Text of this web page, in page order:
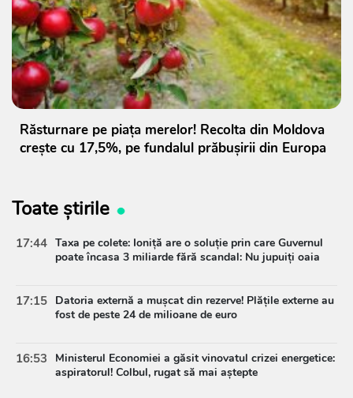
Răsturnare pe piața merelor! Recolta din Moldova
crește cu 17,5%, pe fundalul prăbușirii din Europa
Toate știrile
17:44 Taxa pe colete: Ioniță are o soluție prin care Guvernul
poate încasa 3 miliarde fără scandal: Nu jupuiți oaia
17:15 Datoria externă a mușcat din rezerve! Plățile externe au
fost de peste 24 de milioane de euro
16:53
Ministerul Economiei a găsit vinovatul crizei energetice:
aspiratorul! Colbul, rugat să mai aștepte